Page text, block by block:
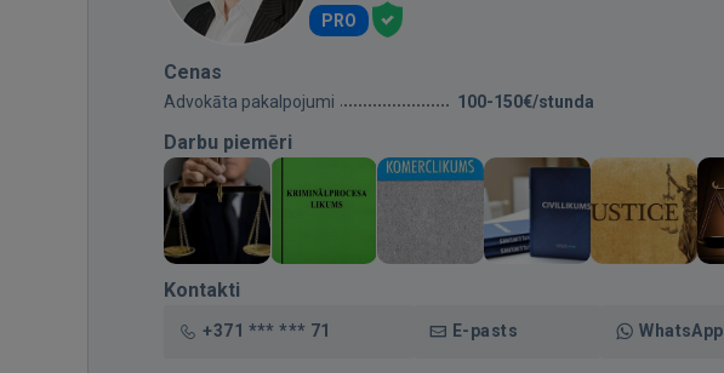
PRO
Cenas
Advokāta pakalpojumi 100-150€/stunda
Darbu piemēri
Kontakti
+371 *** *** 71 E-pasts WhatsApp